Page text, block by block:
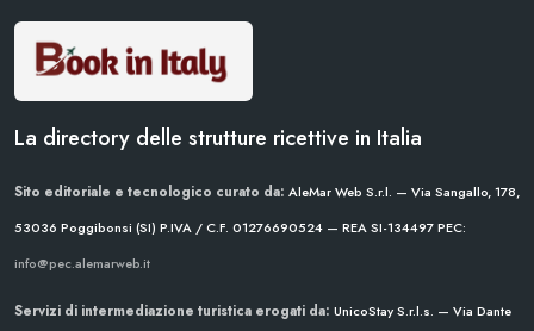
La directory delle strutture ricettive in Italia
Sito editoriale e tecnologico curato da: AleMar Web S.r.l. — Via Sangallo, 178,
53036 Poggibonsi (SI) P.IVA / C.F. 01276690524 — REA SI-134497PEC:
info@pec.alemarweb.it
Servizi di intermediazione turistica erogati da: UnicoStay S.r.l.s. — Via Dante